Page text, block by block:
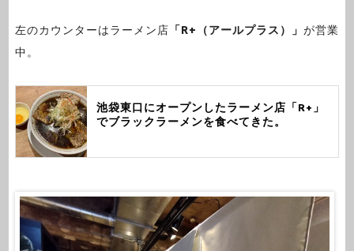
左のカウンターはラーメン店 「R+（アールプラス）」 が営業
中。
池袋東口にオープンしたラーメン店「R+」
でブラックラーメンを食べてきた。